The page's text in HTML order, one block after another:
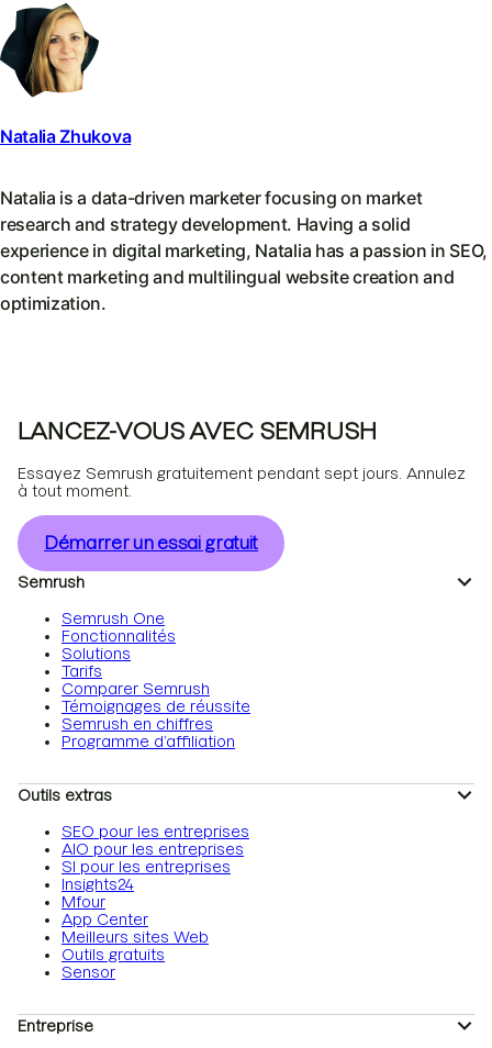
Natalia Zhukova
Natalia is a data-driven marketer focusing on market
research and strategy development. Having a solid
experience in digital marketing, Natalia has a passion in SEO,
content marketing and multilingual website creation and
optimization.
LANCEZ-VOUS AVEC SEMRUSH
Essayez Semrush gratuitement pendant sept jours. Annulez
à tout moment.
Démarrer un essai gratuit
Semrush
Semrush One
Fonctionnalités
Solutions
Tarifs
Comparer Semrush
Témoignages de réussite
Semrush en chiffres
Programme d’affiliation
Outils extras
SEO pour les entreprises
AIO pour les entreprises
SI pour les entreprises
Insights24
Mfour
App Center
Meilleurs sites Web
Outils gratuits
Sensor
Entreprise